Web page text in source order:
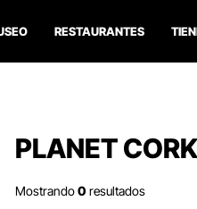
RESTAURANTES
PLANET CORK
Mostrando0 resultados